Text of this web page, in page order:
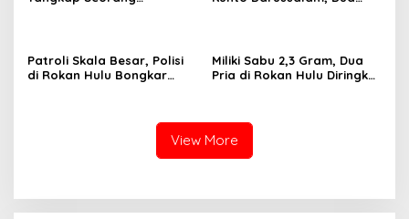
Patroli Skala Besar, Polisi
di Rokan Hulu Bongkar
Miliki Sabu 2,3 Gram, Dua
Pria di Rokan Hulu Diringkus
View More